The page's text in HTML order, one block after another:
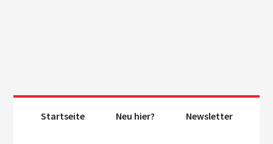
Startseite Neu hier? Newsletter